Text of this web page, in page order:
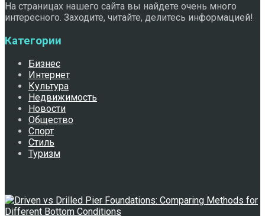
На страницах нашего сайта вы найдете очень много
интересного. Заходите, читайте, делитесь информацией!
Категории
Бизнес
Интернет
Культура
Недвижимость
Новости
Общество
Спорт
Стиль
Туризм